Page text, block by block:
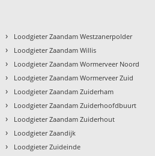
› Loodgieter Zaandam Westzanerpolder
› Loodgieter Zaandam Willis
› Loodgieter Zaandam Wormerveer Noord
› Loodgieter Zaandam Wormerveer Zuid
› Loodgieter Zaandam Zuiderham
› Loodgieter Zaandam Zuiderhoofdbuurt
› Loodgieter Zaandam Zuiderhout
› Loodgieter Zaandijk
› Loodgieter Zuideinde